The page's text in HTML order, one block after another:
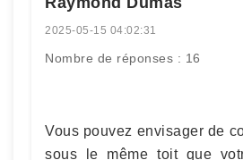
2025-05-15 04:02:31
Nombre de réponses : 16
Vous pouvez envisager de
sous le même toit que